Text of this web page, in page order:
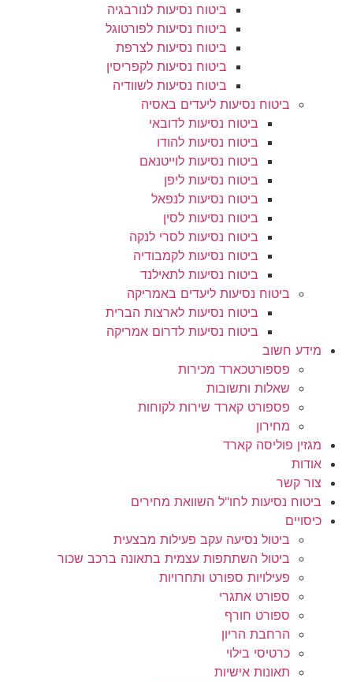
ביטוח נסיעות לנורבגיה
ביטוח נסיעות לפורטוגל
ביטוח נסיעות לצרפת
ביטוח נסיעות לקפריסין
ביטוח נסיעות לשוודיה
ביטוח נסיעות ליעדים באסיה
ביטוח נסיעות לדובאי
ביטוח נסיעות להודו
ביטוח נסיעות לוייטנאם
ביטוח נסיעות ליפן
ביטוח נסיעות לנפאל
ביטוח נסיעות לסין
ביטוח נסיעות לסרי לנקה
ביטוח נסיעות לקמבודיה
ביטוח נסיעות לתאילנד
ביטוח נסיעות ליעדים באמריקה
ביטוח נסיעות לארצות הברית
ביטוח נסיעות לדרום אמריקה
מידע חשוב
פספורטכארד מכירות
שאלות ותשובות
פספורט קארד שירות לקוחות
מחירון
מגזין פוליסה קארד
אודות
צור קשר
ביטוח נסיעות לחו"ל השוואת מחירים
כיסויים
ביטול נסיעה עקב פעילות מבצעית
ביטול השתתפות עצמית בתאונה ברכב שכור
פעילויות ספורט ותחרויות
ספורט אתגרי
ספורט חורף
הרחבת הריון
כרטיסי בילוי
תאונות אישיות